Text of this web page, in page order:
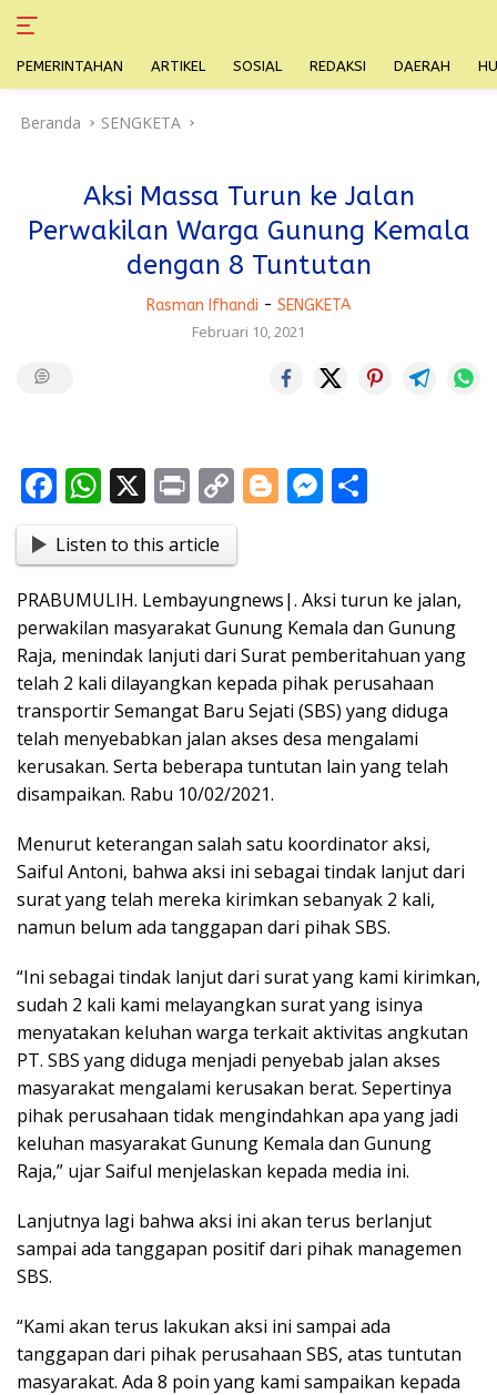
PEMERINTAHAN ARTIKEL SOSIAL REDAKSI DAERAH
Beranda SENGKETA
Aksi Massa Turun ke Jalan
Perwakilan Warga Gunung Kemala
dengan 8 Tuntutan
Rasman Ifhandi - SENGKETA
Februari 10, 2021
F
e
b
o
o
k
W
at
s
A
p
p
X Pr
t
C
o
p
y
Li
n
k
Bl
g
er
M
e
n
g
er
e
Listen to this article
PRABUMULIH. Lembayungnews|. Aksi turun ke jalan,
perwakilan masyarakat Gunung Kemala dan Gunung
Raja, menindak lanjuti dari Surat pemberitahuan yang
telah 2 kali dilayangkan kepada pihak perusahaan
transportir Semangat Baru Sejati (SBS) yang diduga
telah menyebabkan jalan akses desa mengalami
kerusakan. Serta beberapa tuntutan lain yang telah
disampaikan. Rabu 10/02/2021.
Menurut keterangan salah satu koordinator aksi,
Saiful Antoni, bahwa aksi ini sebagai tindak lanjut dari
surat yang telah mereka kirimkan sebanyak 2 kali,
namun belum ada tanggapan dari pihak SBS.
“Ini sebagai tindak lanjut dari surat yang kami kirimkan,
sudah 2 kali kami melayangkan surat yang isinya
menyatakan keluhan warga terkait aktivitas angkutan
PT. SBS yang diduga menjadi penyebab jalan akses
masyarakat mengalami kerusakan berat. Sepertinya
pihak perusahaan tidak mengindahkan apa yang jadi
keluhan masyarakat Gunung Kemala dan Gunung
Raja,” ujar Saiful menjelaskan kepada media ini.
Lanjutnya lagi bahwa aksi ini akan terus berlanjut
sampai ada tanggapan positif dari pihak managemen
SBS.
“Kami akan terus lakukan aksi ini sampai ada
tanggapan dari pihak perusahaan SBS, atas tuntutan
masyarakat. Ada 8 poin yang kami sampaikan kepada